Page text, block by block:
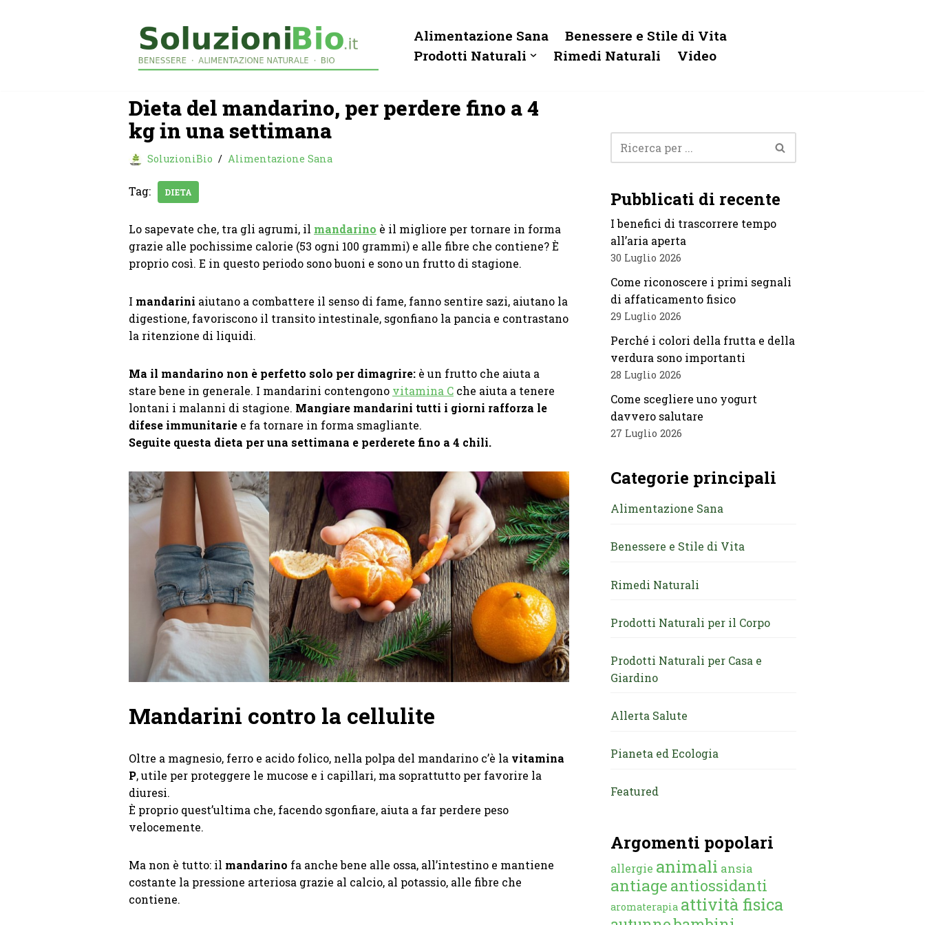
Alimentazione Sana
Benessere e Stile di Vita
Prodotti Naturali
Rimedi Naturali Video
Dieta del mandarino, per perdere fino a 4
kg in una settimana
SoluzioniBio Alimentazione Sana
Tag: DIETA
Lo sapevate che, tra gli agrumi, il mandarino è il migliore per tornare in forma
grazie alle pochissime calorie (53 ogni 100 grammi) e alle fibre che contiene? È
proprio così. E in questo periodo sono buoni e sono un frutto di stagione.
I mandarini aiutano a combattere il senso di fame, fanno sentire sazi, aiutano la
digestione, favoriscono il transito intestinale, sgonfiano la pancia e contrastano
la ritenzione di liquidi.
Ma il mandarino non è perfetto solo per dimagrire: è un frutto che aiuta a
stare bene in generale. I mandarini contengono vitamina C che aiuta a tenere
lontani i malanni di stagione. Mangiare mandarini tutti i giorni rafforza le
difese immunitarie e fa tornare in forma smagliante.
Seguite questa dieta per una settimana e perderete fino a 4 chili.
Mandarini contro la cellulite
Oltre a magnesio, ferro e acido folico, nella polpa del mandarino c’è la vitamina
P, utile per proteggere le mucose e i capillari, ma soprattutto per favorire la
diuresi.
È proprio quest’ultima che, facendo sgonfiare, aiuta a far perdere peso
velocemente.
Ma non è tutto: il mandarino fa anche bene alle ossa, all’intestino e mantiene
costante la pressione arteriosa grazie al calcio, al potassio, alle fibre che
contiene.
Pubblicati di recente
I benefici di trascorrere tempo
all’aria aperta
30 Luglio 2026
Come riconoscere i primi segnali
di affaticamento fisico
29 Luglio 2026
Perché i colori della frutta e della
verdura sono importanti
28 Luglio 2026
Come scegliere uno yogurt
davvero salutare
27 Luglio 2026
Categorie principali
Alimentazione Sana
Benessere e Stile di Vita
Rimedi Naturali
Prodotti Naturali per il Corpo
Prodotti Naturali per Casa e
Giardino
Allerta Salute
Pianeta ed Ecologia
Featured
Argomenti popolari
allergie animali ansia
antiage antiossidanti
aromaterapia attività fisica